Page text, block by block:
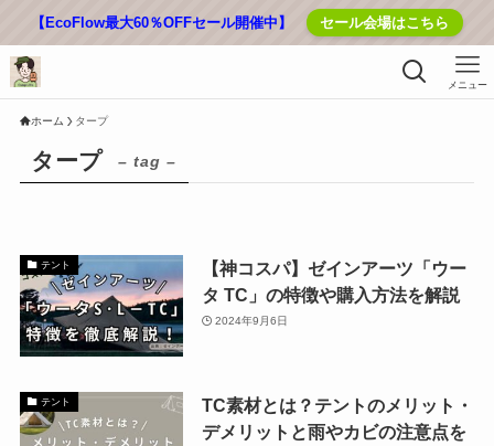
【EcoFlow最大60％OFFセール開催中】 セール会場はこちら
メニュー
ホーム タープ
タープ – tag –
テント
【神コスパ】ゼインアーツ「ウー
タ TC」の特徴や購入方法を解説
2024年9月6日
テント
TC素材とは？テントのメリット・
デメリットと雨やカビの注意点を